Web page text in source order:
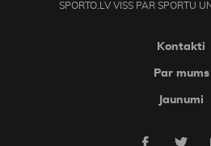
SPORTO.LV VISS PAR SPORTU
Kontakti
Par mums
Jaunumi